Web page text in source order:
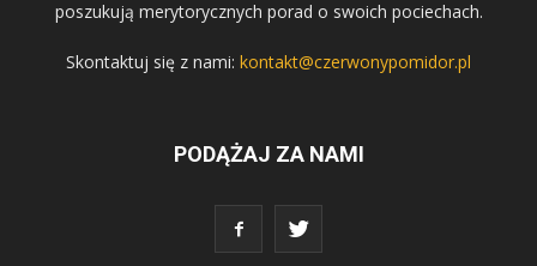
poszukują merytorycznych porad o swoich pociechach.
Skontaktuj się z nami: kontakt@czerwonypomidor.pl
PODĄŻAJ ZA NAMI